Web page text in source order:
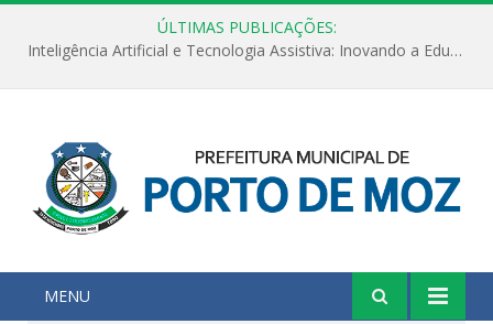
ÚLTIMAS PUBLICAÇÕES:
Inteligência Artificial e Tecnologia Assistiva: Inovando a Educação Especial e Inclusiva
MENU